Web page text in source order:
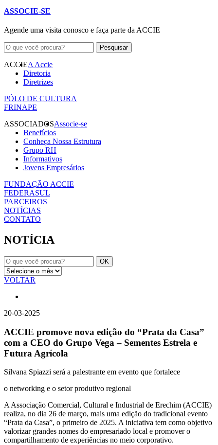
ASSOCIE-SE
Agende uma visita conosco e faça parte da ACCIE
ACCIEA Accie
Diretoria
Diretrizes
PÓLO DE CULTURA
FRINAPE
ASSOCIADOSAssocie-se
Benefícios
Conheça Nossa Estrutura
Grupo RH
Informativos
Jovens Empresários
FUNDAÇÃO ACCIE
FEDERASUL
PARCEIROS
NOTÍCIAS
CONTATO
NOTÍCIA
VOLTAR
20-03-2025
ACCIE promove nova edição do “Prata da Casa”
com a CEO do Grupo Vega – Sementes Estrela e
Futura Agrícola
Silvana Spiazzi será a palestrante em evento que fortalece
o networking e o setor produtivo regional
A Associação Comercial, Cultural e Industrial de Erechim (ACCIE)
realiza, no dia 26 de março, mais uma edição do tradicional evento
“Prata da Casa”, o primeiro de 2025. A iniciativa tem como objetivo
valorizar grandes nomes do empresariado local e promover o
compartilhamento de experiências no meio corporativo.